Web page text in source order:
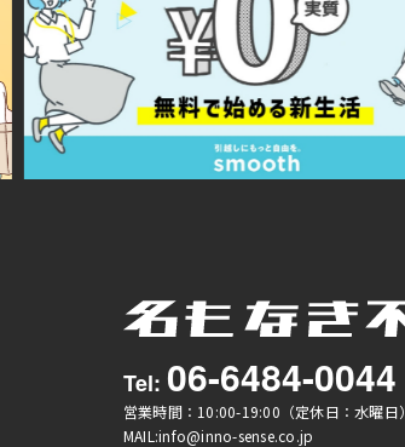
Tel: 06-6484-0044
営業時間：10:00-19:00（定休日：水曜日）
MAIL:info@inno-sense.co.jp